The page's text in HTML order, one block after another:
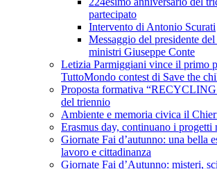
partecipato
Intervento di Antonio Scurati
Messaggio del presidente
ministri Giuseppe Conte
Letizia Parmiggiani vince il primo
TuttoMondo contest di Save the
Proposta formativa
del triennio
Ambiente e memoria civica il
Erasmus day, continuano i
Giornate Fai d’autunno: una bella
lavoro e cittadinanza
Giornate Fai d’Autunno: misteri,